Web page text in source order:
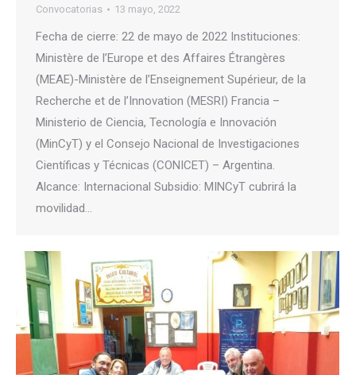
Convocatorias 13 mayo, 2022
Fecha de cierre: 22 de mayo de 2022 Instituciones:
Ministère de l’Europe et des Affaires Étrangères
(MEAE)-Ministère de l’Enseignement Supérieur, de la
Recherche et de l’Innovation (MESRI) Francia –
Ministerio de Ciencia, Tecnología e Innovación
(MinCyT) y el Consejo Nacional de Investigaciones
Científicas y Técnicas (CONICET) – Argentina.
Alcance: Internacional Subsidio: MINCyT cubrirá la
movilidad…